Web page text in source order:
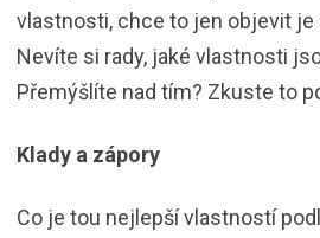
vlastnosti, chce to jen objevit je
Nevíte si rady, jaké vlastnosti
Přemýšlíte nad tím? Zkuste to
Klady a zápory
Co je tou nejlepší vlastností